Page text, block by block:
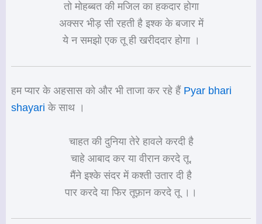
तो मोहब्बत की मजिल का हकदार होगा
अक्सर भीड़ सी रहती है इश्क के बजार में
ये न समझो एक तू ही खरीददार होगा ।
हम प्यार के अहसास को और भी ताजा कर रहे हैं Pyar bhari
shayari के साथ ।
चाहत की दुनिया तेरे हावले करदी है
चाहे आबाद कर या वीरान करदे तू,
मैंने इश्के संदर में कश्ती उतार दी है
पार करदे या फिर तूफ़ान करदे तू ।।